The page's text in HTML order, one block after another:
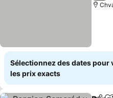
Sélectionnez des dates pour
les prix exacts